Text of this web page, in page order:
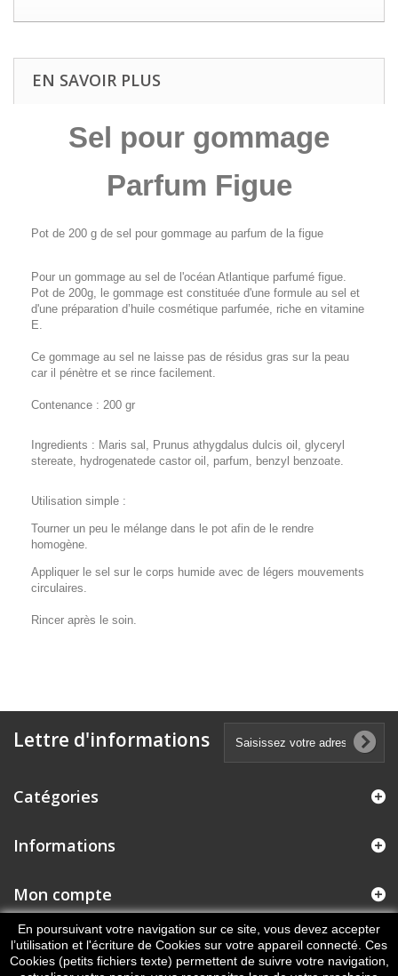
EN SAVOIR PLUS
Sel pour gommage
Parfum Figue
Pot de 200 g de sel pour gommage au parfum de la figue
Pour un gommage au sel de l'océan Atlantique parfumé figue.
Pot de 200g, le gommage est constituée d'une formule au sel et
d'une préparation d’huile cosmétique parfumée, riche en vitamine
E.
Ce gommage au sel ne laisse pas de résidus gras sur la peau
car il pénètre et se rince facilement.
Contenance : 200 gr
Ingredients : Maris sal, Prunus athygdalus dulcis oil, glyceryl
stereate, hydrogenatede castor oil, parfum, benzyl benzoate.
Utilisation simple :
Tourner un peu le mélange dans le pot afin de le rendre
homogène.
Appliquer le sel sur le corps humide avec de légers mouvements
circulaires.
Rincer après le soin.
Lettre d'informations
Catégories
Informations
Mon compte
Informations sur votre boutique
En poursuivant votre navigation sur ce site, vous devez accepter
l’utilisation et l'écriture de Cookies sur votre appareil connecté. Ces
Cookies (petits fichiers texte) permettent de suivre votre navigation,